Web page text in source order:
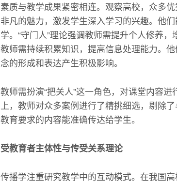
素质与教学成果紧密相连。观察高校，众多
非凡的魅力，激发学生深入学习的兴趣。他
学。“守门人”理论强调教师需提升个人修养
教师需持续积累知识，提高信息处理能力。
念的形成和表达产生积极影响。
教师需扮演“把关人”这一角色，对课堂内容
上，教师对众多案例进行了精挑细选，剔除
教育要求的内容能准确传达给学生。
受教育者主体性与传受关系理论
传播学注重研究教学中的互动模式。在我国